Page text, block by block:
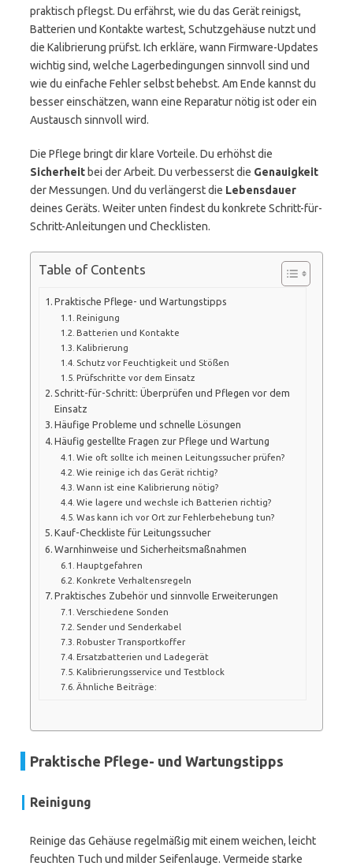
praktisch pflegst. Du erfährst, wie du das Gerät reinigst,
Batterien und Kontakte wartest, Schutzgehäuse nutzt und
die Kalibrierung prüfst. Ich erkläre, wann Firmware-Updates
wichtig sind, welche Lagerbedingungen sinnvoll sind und
wie du einfache Fehler selbst behebst. Am Ende kannst du
besser einschätzen, wann eine Reparatur nötig ist oder ein
Austausch sinnvoll wird.
Die Pflege bringt dir klare Vorteile. Du erhöhst die
Sicherheit bei der Arbeit. Du verbesserst die Genauigkeit
der Messungen. Und du verlängerst die Lebensdauer
deines Geräts. Weiter unten findest du konkrete Schritt-für-
Schritt-Anleitungen und Checklisten.
Table of Contents
Praktische Pflege- und Wartungstipps
Reinigung
Batterien und Kontakte
Kalibrierung
Schutz vor Feuchtigkeit und Stößen
Prüfschritte vor dem Einsatz
Schritt-für-Schritt: Überprüfen und Pflegen vor dem
Einsatz
Häufige Probleme und schnelle Lösungen
Häufig gestellte Fragen zur Pflege und Wartung
Wie oft sollte ich meinen Leitungssucher prüfen?
Wie reinige ich das Gerät richtig?
Wann ist eine Kalibrierung nötig?
Wie lagere und wechsle ich Batterien richtig?
Was kann ich vor Ort zur Fehlerbehebung tun?
Kauf-Checkliste für Leitungssucher
Warnhinweise und Sicherheitsmaßnahmen
Hauptgefahren
Konkrete Verhaltensregeln
Praktisches Zubehör und sinnvolle Erweiterungen
Verschiedene Sonden
Sender und Senderkabel
Robuster Transportkoffer
Ersatzbatterien und Ladegerät
Kalibrierungsservice und Testblock
Ähnliche Beiträge:
Praktische Pflege- und Wartungstipps
Reinigung
Reinige das Gehäuse regelmäßig mit einem weichen, leicht
feuchten Tuch und milder Seifenlauge. Vermeide starke